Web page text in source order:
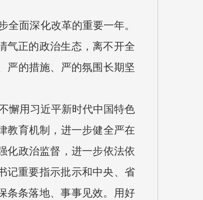
面深化改革的重要一年。
气正的政治生态，离不开全
严的措施、严的氛围长期坚
懈用习近平新时代中国特色
教育机制，进一步健全严在
化政治监督，进一步依法依
记重要指示批示和中央、省
条条落地、事事见效。用好